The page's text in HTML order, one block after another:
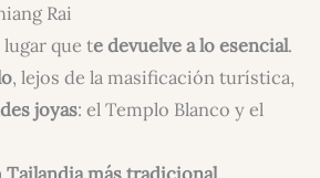
Rai
lugar que te devuelve a lo esencial.
, lejos de la masificación turística,
joyas: el Templo Blanco y el
Tailandia más tradicional